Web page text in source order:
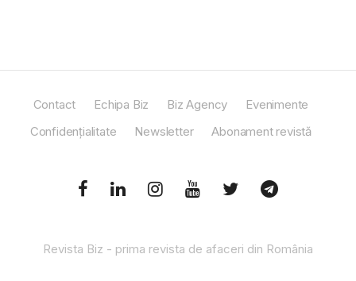
Contact Echipa Biz Biz Agency
Evenimente
Confidențialitate
Newsletter Abonament revistă
Revista Biz - prima revista de afaceri din România